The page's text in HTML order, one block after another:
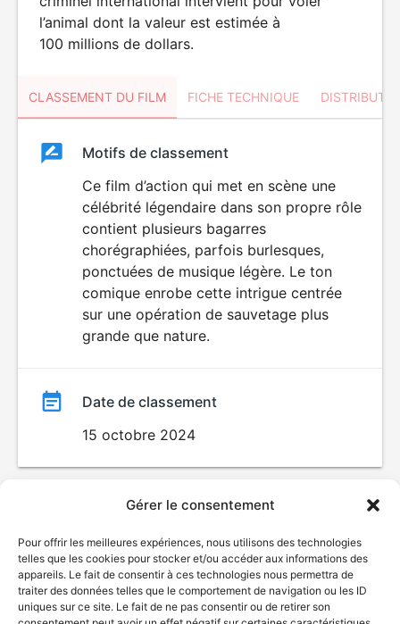
Gérer le consentement
Pour offrir les meilleures expériences, nous utilisons des technologies
telles que les cookies pour stocker et/ou accéder aux informations des
appareils. Le fait de consentir à ces technologies nous permettra de
traiter des données telles que le comportement de navigation ou les ID
uniques sur ce site. Le fait de ne pas consentir ou de retirer son
l’animal dont la valeur est estimée à
100 millions de dollars.
CLASSEMENT DU FILM FICHE TECHNIQUE
ClassementClassement
Motifs de classement
Ce film d’action qui met en scène une
célébrité légendaire dans son propre rôle
contient plusieurs bagarres
chorégraphiées, parfois burlesques,
ponctuées de musique légère. Le ton
comique enrobe cette intrigue centrée
sur une opération de sauvetage plus
grande que nature.
Date de classement
15 octobre 2024
© Gouvernement du Québec, 2026